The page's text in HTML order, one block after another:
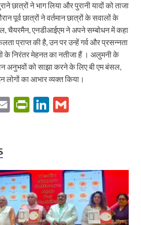
छात्रों ने भाग लिया और पुरानी यादों को ताजा
पूर्व छात्रों ने वर्तमान छात्रों के सवालों के
चैयरमैन, एनडीआईएम ने अपने सम्बोधन में कहा
प्राप्त की है, उन पर उन्हें गर्व और प्रसन्नता
के निरंतर मेहनत का नतीजा हैं । अलुमनी के
अनुभवों को साझा करने के लिए बी एम बंसल,
लोगों का आभार व्यक्त किया।
E
P
ie
n
dl
y
Li
dI
n